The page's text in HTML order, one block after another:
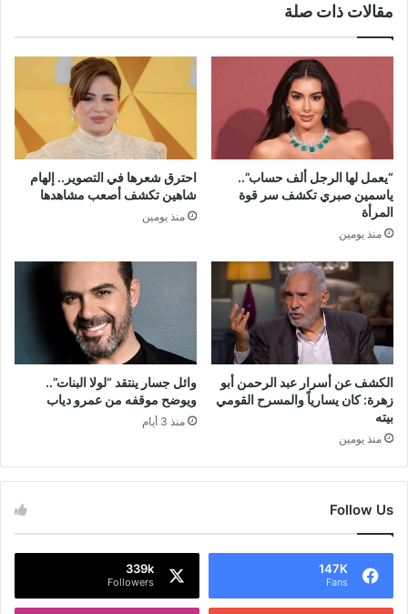
بيبي"
مقالات ذات صلة
“يعمل لها الرجل ألف حساب”..
ياسمين صبري تكشف سر قوة
المرأة
منذ يومين
احترق شعرها في التصوير.. إلهام
شاهين تكشف أصعب مشاهدها
منذ يومين
الكشف عن أسرار عبد الرحمن أبو
زهرة: كان يسارياً والمسرح القومي
بيته
منذ يومين
وائل جسار ينتقد “لولا البنات”..
ويوضح موقفه من عمرو دياب
منذ 3 أيام
Follow Us
147K
Fans
339k
Followers